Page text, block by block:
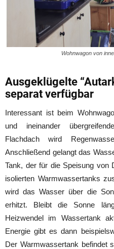
Wohnwagon von
Ausgeklügelte
separat verfügbar
Interessant ist beim
und ineinander
Flachdach wird
Anschließend gelangt das
Tank, der für die Speisung von
isolierten Warmwassertanks
wird das Wasser über die
erhitzt. Bleibt die Sonne
Heizwendel im Wassertank
Energie gibt es dann
Der Warmwassertank befindet